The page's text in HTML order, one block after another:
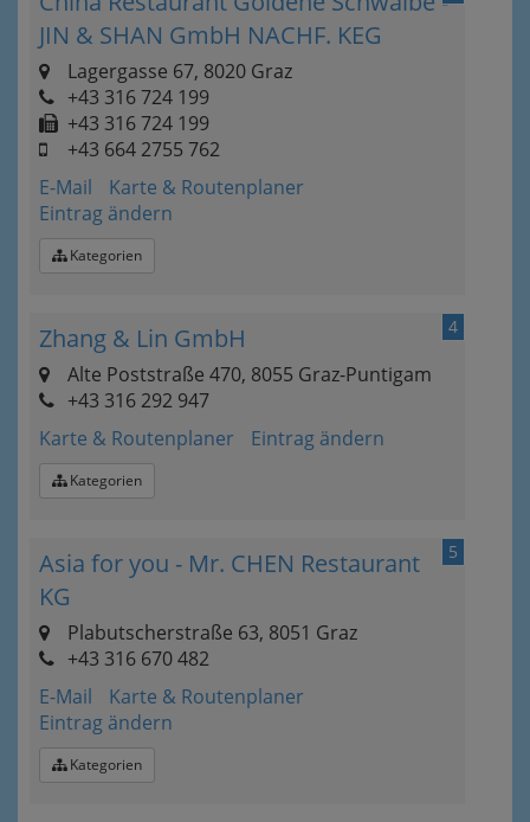
JIN & SHAN GmbH NACHF. KEG
Lagergasse 67, 8020 Graz
+43 316 724 199
+43 316 724 199
+43 664 2755 762
E-Mail
Karte & Routenplaner
Eintrag ändern
Kategorien
4
Zhang & Lin GmbH
Alte Poststraße 470, 8055 Graz-Puntigam
+43 316 292 947
Karte & Routenplaner
Eintrag ändern
Kategorien
5
Asia for you - Mr. CHEN Restaurant
KG
Plabutscherstraße 63, 8051 Graz
+43 316 670 482
E-Mail
Karte & Routenplaner
Eintrag ändern
Kategorien